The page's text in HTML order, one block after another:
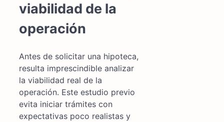
viabilidad de la
operación
Antes de solicitar una hipoteca,
resulta imprescindible analizar
la viabilidad real de la
operación. Este estudio previo
evita iniciar trámites con
expectativas poco realistas y